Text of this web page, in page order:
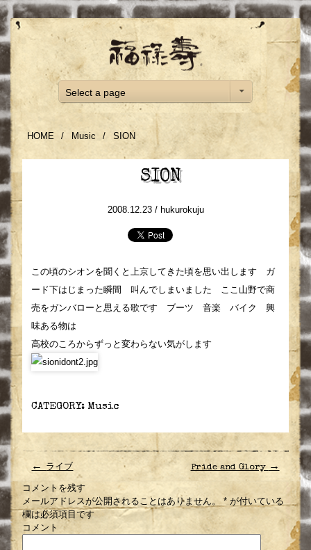
Select a page
HOME / Music / SION
SION
2008.12.23 / hukurokuju
この頃のシオンを聞くと上京してきた頃を思い出します ガ
ード下はじまった瞬間 叫んでしまいました ここ山野で商
売をガンバローと思える歌です ブーツ 音楽 バイク 興
味ある物は
高校のころからずっと変わらない気がします
CATEGORY: Music
← ライブ Pride and Glory →
コメントを残す
メールアドレスが公開されることはありません。 * が付いている
欄は必須項目です
コメント